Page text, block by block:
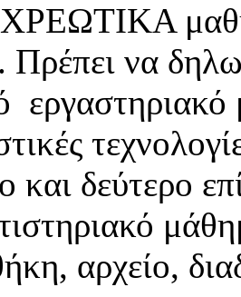
Πρέπει να
και δεύτερο
αρχείο,